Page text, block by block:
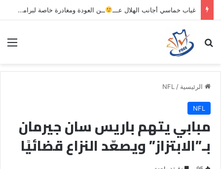
غياب خماسي أجانب الهلال عـــ ــن العودة ومغادرة خاصة لبرامج الاستشفاء والتأهيل
بحث عن
الرئيسية /
NFL
NFL
مبابي يتهم باريس سان جيرمان
بـ”الابتزاز” ويصعّد النزاع قضائيًا